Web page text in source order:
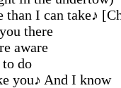
than I can take♪
there
aware
do
you♪ And I know